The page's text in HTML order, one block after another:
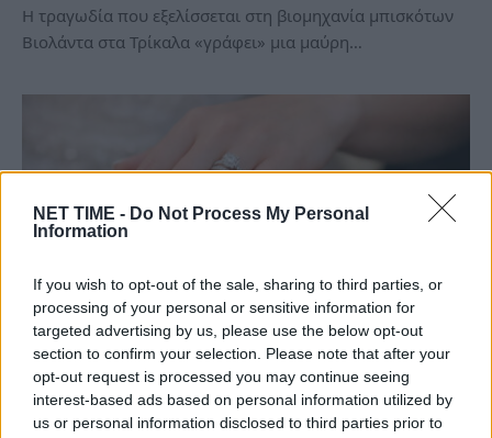
NET TIME - Do Not Process My Personal
Information
If you wish to opt-out of the sale, sharing to third parties, or
processing of your personal or sensitive information for
targeted advertising by us, please use the below opt-out
section to confirm your selection. Please note that after your
opt-out request is processed you may continue seeing
interest-based ads based on personal information utilized by
us or personal information disclosed to third parties prior to
Η τραγωδία που εξελίσσεται στη βιομηχανία μπισκότων
Βιολάντα στα Τρίκαλα «γράφει» μια μαύρη…
Ανείπωτη τραγωδία παραμονή των
Θεοφανίων – Από τον γάμο στον θάνατο! –
Θρήνος για τον Νίκο Κοκκινάκη…